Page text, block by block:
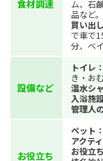
食材調達
ム、石
品など
買い出
で車で
分、ベ
設備など
トイレ：
き・お
温水シ
入浴施
管理人
お役立ち
ペット：
アクテ
お役立